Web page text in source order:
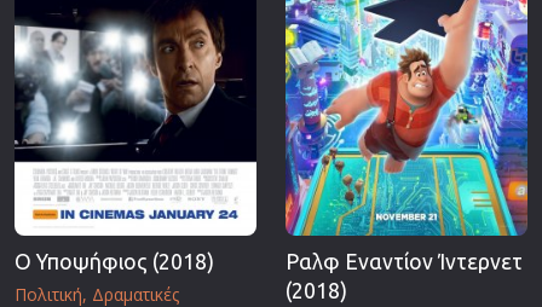
Ο Υποψήφιος (2018)
Πολιτική Δραματικές
Ραλφ Εναντίον Ίντερνετ
(2018)